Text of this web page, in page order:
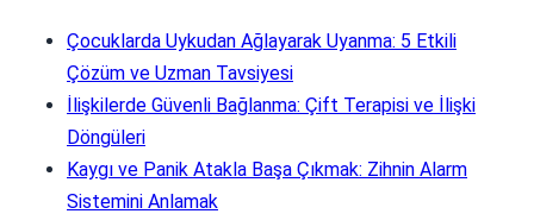
Çocuklarda Uykudan Ağlayarak Uyanma: 5 Etkili
Çözüm ve Uzman Tavsiyesi
İlişkilerde Güvenli Bağlanma: Çift Terapisi ve İlişki
Döngüleri
Kaygı ve Panik Atakla Başa Çıkmak: Zihnin Alarm
Sistemini Anlamak